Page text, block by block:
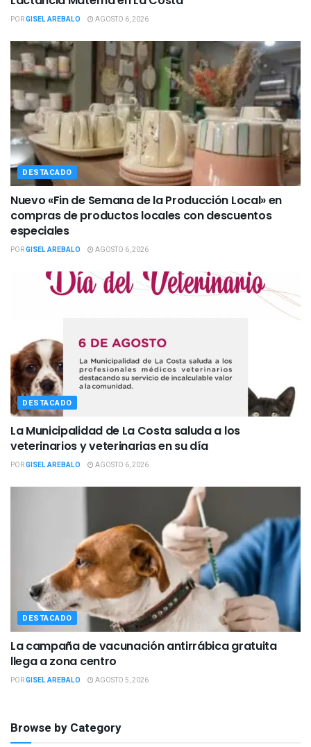
PORGISEL AREBALO AGOSTO 6, 2026
DESTACADO
Nuevo «Fin de Semana de la Producción Local» en
compras de productos locales con descuentos
especiales
PORGISEL AREBALO AGOSTO 6, 2026
DESTACADO
La Municipalidad de La Costa saluda a los
veterinarios y veterinarias en su día
PORGISEL AREBALO AGOSTO 6, 2026
DESTACADO
La campaña de vacunación antirrábica gratuita
llega a zona centro
PORGISEL AREBALO AGOSTO 5, 2026
Browse by Category